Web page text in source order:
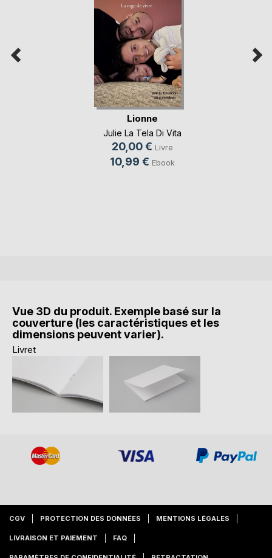
Lionne
Julie La Tela Di Vita
20,00 € Livre
10,99 € Ebook
Vue 3D du produit. Exemple basé sur la
couverture (les caractéristiques et les
dimensions peuvent varier).
Livret
CGV PROTECTION DES DONNÉES MENTIONS LÉGALES
LIVRAISON ET PAIEMENT FAQ